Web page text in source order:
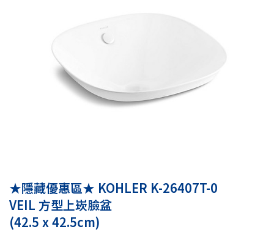
★隱藏優惠區★ KOHLER K-26407T-0
VEIL 方型上崁臉盆
(42.5 x 42.5cm)